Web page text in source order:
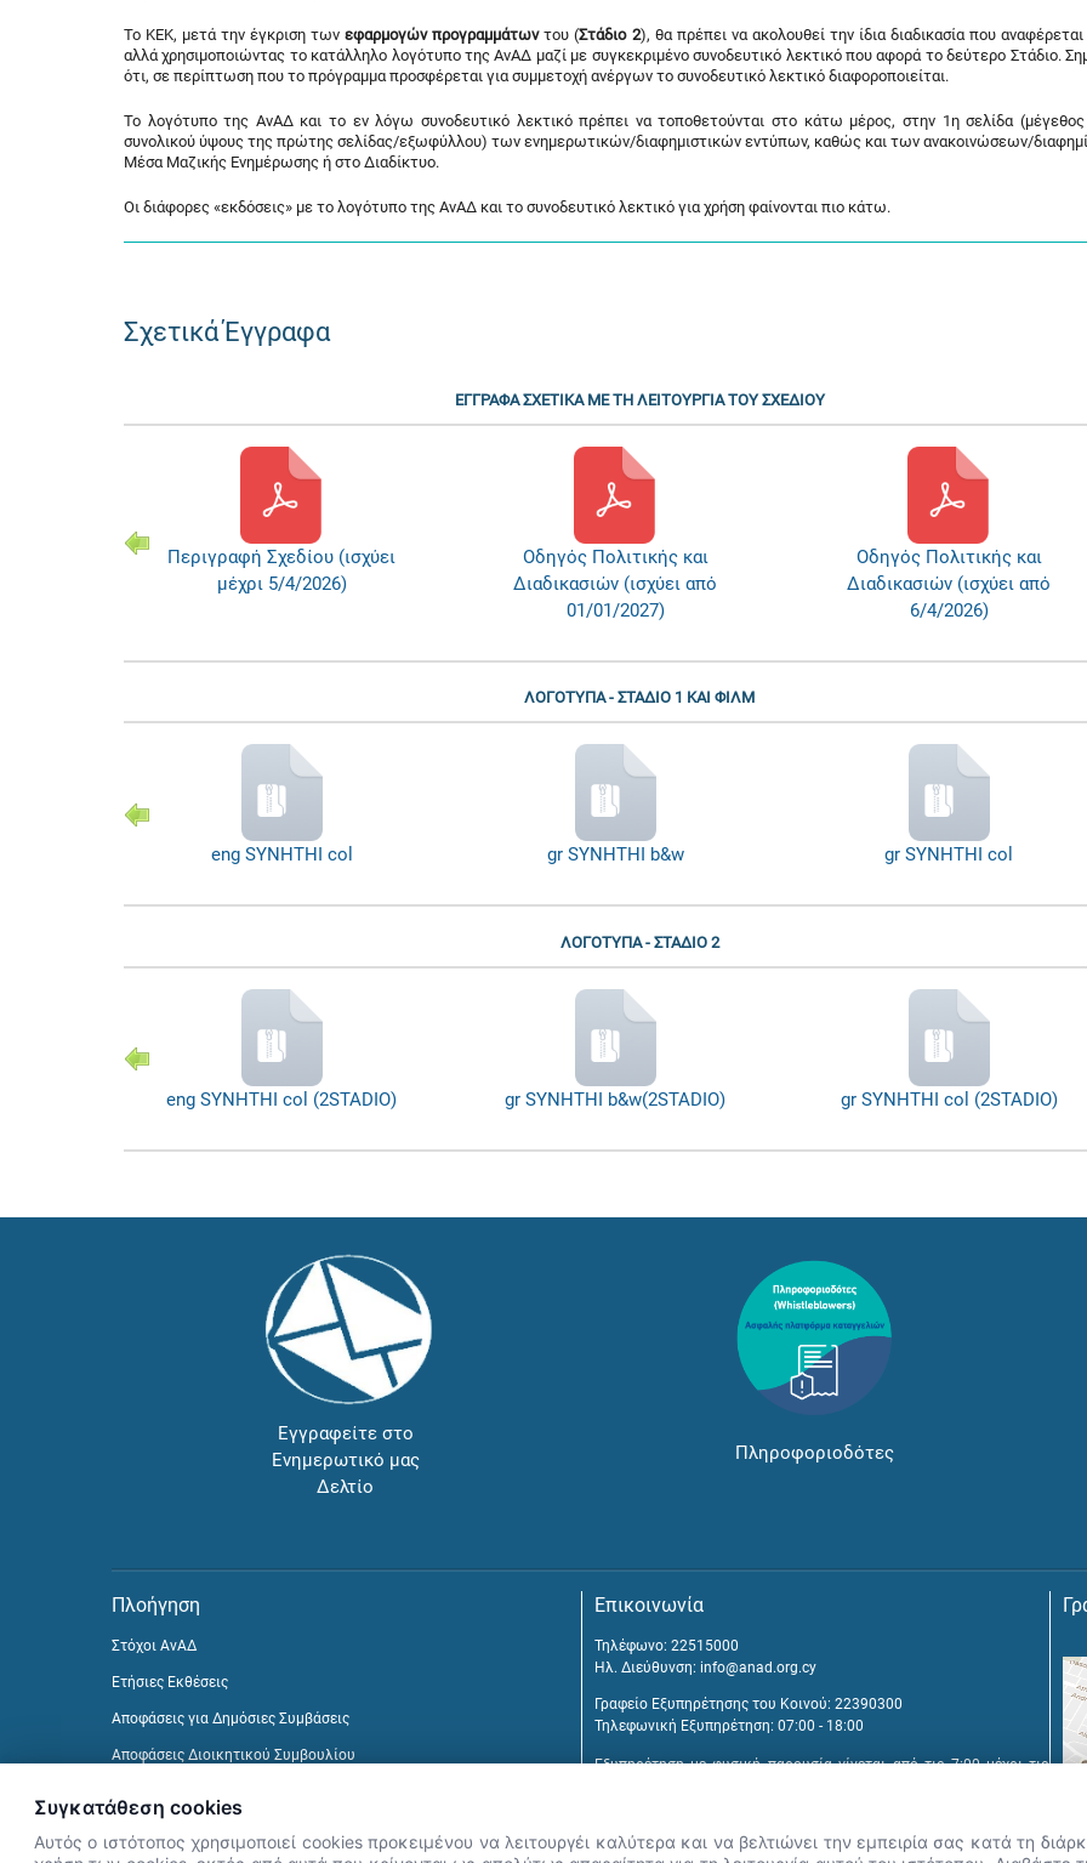
Το ΚΕΚ, μετά την έγκριση τωνεφαρμογών προγραμμάτωντου (Στάδιο 2), θα πρέπει να ακολουθεί την ίδια διαδικασία που
αλλά χρησιμοποιώντας το κατάλληλο λογότυπο της ΑνΑΔ μαζί με συγκεκριμένο συνοδευτικό λεκτικό που αφορά το δεύτερο Στάδιο.
ότι, σε περίπτωση που το πρόγραμμα προσφέρεται για συμμετοχή ανέργων το συνοδευτικό λεκτικό διαφοροποιείται.
Το λογότυπο της ΑνΑΔ και το εν λόγω συνοδευτικό λεκτικό πρέπει να τοποθετούνται στο κάτω μέρος, στην 1η σελίδα
συνολικού ύψους της πρώτης σελίδας/εξωφύλλου) των ενημερωτικών/διαφημιστικών εντύπων, καθώς και των ανακοινώσεων/
Μέσα Μαζικής Ενημέρωσης ή στο Διαδίκτυο.
Οι διάφορες «εκδόσεις» με το λογότυπο της ΑνΑΔ και το συνοδευτικό λεκτικό για χρήση φαίνονται πιο κάτω.
Σχετικά Έγγραφα
ΕΓΓΡΑΦΑ ΣΧΕΤΙΚΑ ΜΕ ΤΗ ΛΕΙΤΟΥΡΓΙΑ ΤΟΥ ΣΧΕΔΙΟΥ
Περιγραφή Σχεδίου (ισχύει
μέχρι 5/4/2026)
Οδηγός Πολιτικής και
Διαδικασιών (ισχύει από
01/01/2027)
Οδηγός Πολιτικής και
Διαδικασιών (ισχύει από
6/4/2026)
ΛΟΓΟΤΥΠΑ - ΣΤΑΔΙΟ 1 ΚΑΙ ΦΙΛΜ
eng SYNHTHI col gr SYNHTHI b&w gr SYNHTHI col
ΛΟΓΟΤΥΠΑ - ΣΤΑΔΙΟ 2
eng SYNHTHI col (2STADIO) gr SYNHTHI b&w(2STADIO) gr SYNHTHI col (2STADIO)
Εγγραφείτε στο
Ενημερωτικό μας
Δελτίο
Πληροφοριοδότες
Πλοήγηση
Στόχοι ΑνΑΔ
Ετήσιες Εκθέσεις
Αποφάσεις για Δημόσιες Συμβάσεις
Αποφάσεις Διοικητικού Συμβουλίου
Επικοινωνία
Τηλέφωνο: 22515000
Ηλ. Διεύθυνση: info@anad.org.cy
Γραφείο Εξυπηρέτησης του Κοινού: 22390300
Τηλεφωνική Εξυπηρέτηση: 07:00 - 18:00
Εξυπηρέτηση με φυσική παρουσία γίνεται από τις 7:00 μέχρι τις
Τ.Θ. 25431, 1392 Λευκωσία, Κύπρος
Συγκατάθεση cookies
Αυτός ο ιστότοπος χρησιμοποιεί cookies προκειμένου να λειτουργέι καλύτερα και να βελτιώνει την εμπειρία σας κατά τη